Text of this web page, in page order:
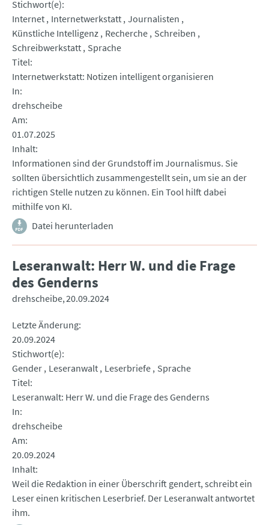
Stichwort(e)
Internet Internetwerkstatt Journalisten
Künstliche Intelligenz Recherche Schreiben
Schreibwerkstatt Sprache
Titel
Internetwerkstatt: Notizen intelligent organisieren
In
drehscheibe
Am
01.07.2025
Inhalt
Informationen sind der Grundstoff im Journalismus. Sie
sollten übersichtlich zusammengestellt sein, um sie an der
richtigen Stelle nutzen zu können. Ein Tool hilft dabei
mithilfe von KI.
Datei herunterladen
Leseranwalt: Herr W. und die Frage
des Genderns
drehscheibe 20.09.2024
Letzte Änderung
20.09.2024
Stichwort(e)
Gender Leseranwalt Leserbriefe Sprache
Titel
Leseranwalt: Herr W. und die Frage des Genderns
In
drehscheibe
Am
20.09.2024
Inhalt
Weil die Redaktion in einer Überschrift gendert, schreibt ein
Leser einen kritischen Leserbrief. Der Leseranwalt antwortet
ihm.